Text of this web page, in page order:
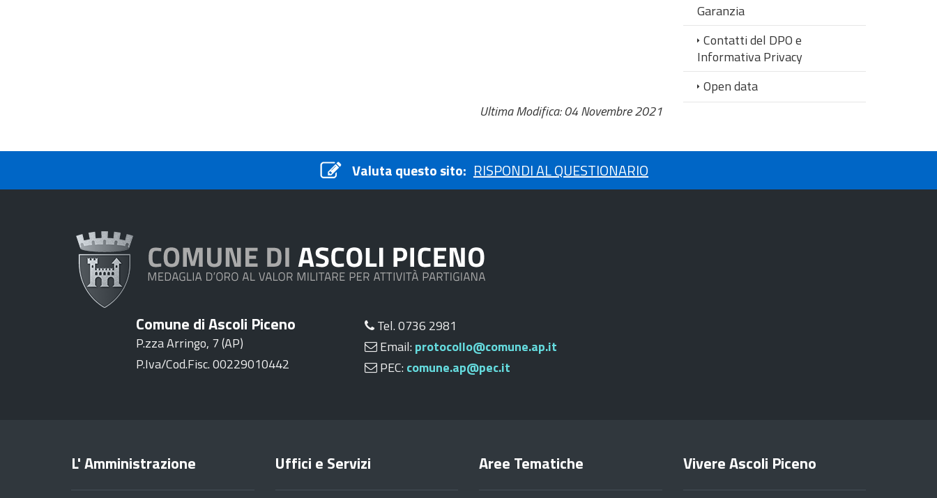
Garanzia
Contatti del DPO e
Informativa Privacy
Open data
Ultima Modifica: 04 Novembre 2021
Valuta questo sito: RISPONDI AL QUESTIONARIO
Comune di Ascoli Piceno
P.zza Arringo, 7 (AP)
P.Iva/Cod.Fisc. 00229010442
Tel. 0736 2981
Email: protocollo@comune.ap.it
PEC: comune.ap@pec.it
L' Amministrazione Uffici e Servizi Aree Tematiche Vivere Ascoli Piceno